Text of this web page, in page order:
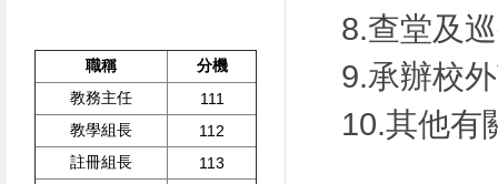
職稱
分機
教務主任
111
教學組長
112
註冊組長
113
8.查堂及
9.承辦校
10.其他有